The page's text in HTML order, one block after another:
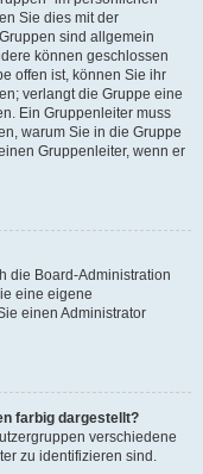
Sie dies mit der
sind allgemein
können geschlossen
offen ist, können Sie ihr
verlangt die Gruppe eine
Ein Gruppenleiter muss
warum Sie in die Gruppe
Gruppenleiter, wenn er
die Board-Administration
eine eigene
einen Administrator
farbig dargestellt?
verschiedene
zu identifizieren sind.